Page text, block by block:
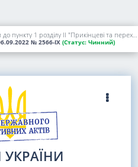
Про внесення зміни до пункту 1 розділу II "Прикінцеві та перехідні положення" Закону України "Про внесення змін до деяких законодавчих актів України щодо вдосконалення системи управління та дерегуляції у сфері земельних відносин"
№ 2566-IX (Статус: Чинний)